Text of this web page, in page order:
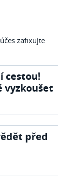
zafixujte
cestou!
vyzkoušet
před